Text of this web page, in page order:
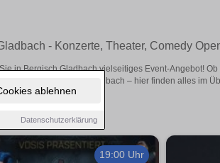
ablehnen
Datenschutzerklärung
- Konzerte, Theater, Comedy
in Bergisch Gladbach vielseitiges Event-Angebot!
in Bergisch Gladbach – hier finden alles im
19:00 Uhr